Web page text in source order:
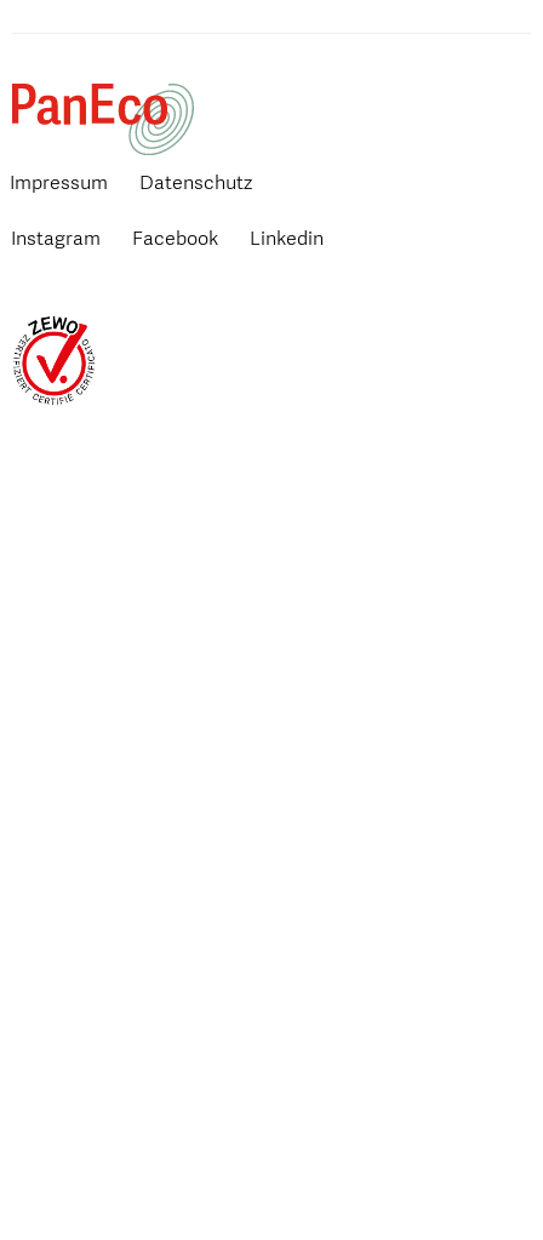
Impressum Datenschutz
Instagram Facebook Linkedin